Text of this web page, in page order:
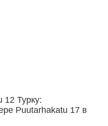
12 Турку:
Puutarhakatu 17 в